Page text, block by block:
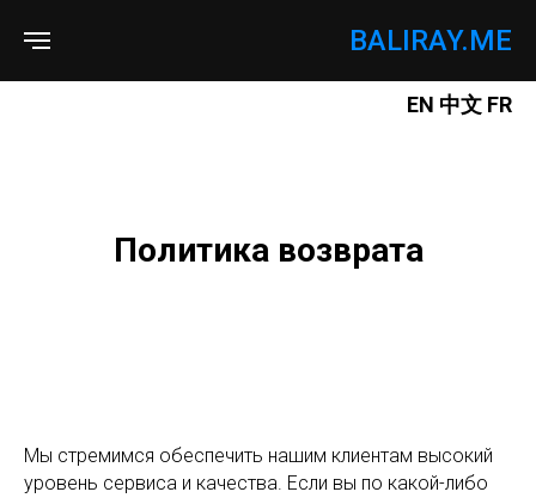
BALIRAY.ME
EN 中文 FR
Политика возврата
Мы стремимся обеспечить нашим клиентам высокий
уровень сервиса и качества. Если вы по какой-либо